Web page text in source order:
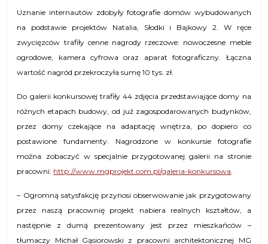
Uznanie internautów zdobyły fotografie domów wybudowanych
na podstawie projektów Natalia, Słodki i Bajkowy 2. W ręce
zwycięzców trafiły cenne nagrody rzeczowe: nowoczesne meble
ogrodowe, kamera cyfrowa oraz aparat fotograficzny. Łączna
wartość nagród przekroczyła sumę 10 tys. zł.
Do galerii konkursowej trafiły 44 zdjęcia przedstawiające domy na
różnych etapach budowy, od już zagospodarowanych budynków,
przez domy czekające na adaptację wnętrza, po dopiero co
postawione fundamenty. Nagrodzone w konkursie fotografie
można zobaczyć w specjalnie przygotowanej galerii na stronie
pracowni: http://www.mgprojekt.com.pl/galeria-konkursowa.
– Ogromną satysfakcję przynosi obserwowanie jak przygotowany
przez naszą pracownię projekt nabiera realnych kształtów, a
następnie z dumą prezentowany jest przez mieszkańców –
tłumaczy Michał Gąsiorowski z pracowni architektonicznej MG